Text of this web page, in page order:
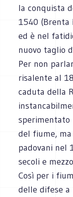
la conquista
1540 (Brenta
ed è nel
nuovo taglio
Per non
risalente al
caduta della
sperimentato
del fiume,
padovani nel
secoli e
Così per i
delle difese